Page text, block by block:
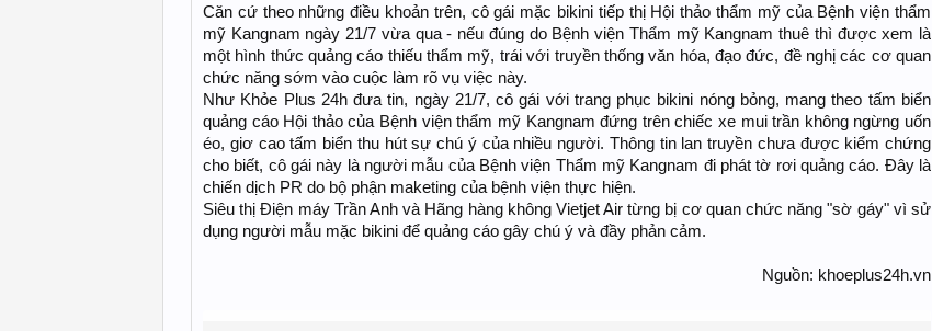
Căn cứ theo những điều khoản trên, cô gái mặc bikini tiếp thị Hội thảo thẩm mỹ của Bệnh viện thẩm
mỹ Kangnam ngày 21/7 vừa qua - nếu đúng do Bệnh viện Thẩm mỹ Kangnam thuê thì được xem là
một hình thức quảng cáo thiếu thẩm mỹ, trái với truyền thống văn hóa, đạo đức, đề nghị các cơ quan
chức năng sớm vào cuộc làm rõ vụ việc này.
Như Khỏe Plus 24h đưa tin, ngày 21/7, cô gái với trang phục bikini nóng bỏng, mang theo tấm biển
quảng cáo Hội thảo của Bệnh viện thẩm mỹ Kangnam đứng trên chiếc xe mui trần không ngừng uốn
éo, giơ cao tấm biển thu hút sự chú ý của nhiều người. Thông tin lan truyền chưa được kiểm chứng
cho biết, cô gái này là người mẫu của Bệnh viện Thẩm mỹ Kangnam đi phát tờ rơi quảng cáo. Đây là
chiến dịch PR do bộ phận maketing của bệnh viện thực hiện.
Siêu thị Điện máy Trần Anh và Hãng hàng không Vietjet Air từng bị cơ quan chức năng "sờ gáy" vì sử
dụng người mẫu mặc bikini để quảng cáo gây chú ý và đầy phản cảm.
Nguồn: khoeplus24h.vn​